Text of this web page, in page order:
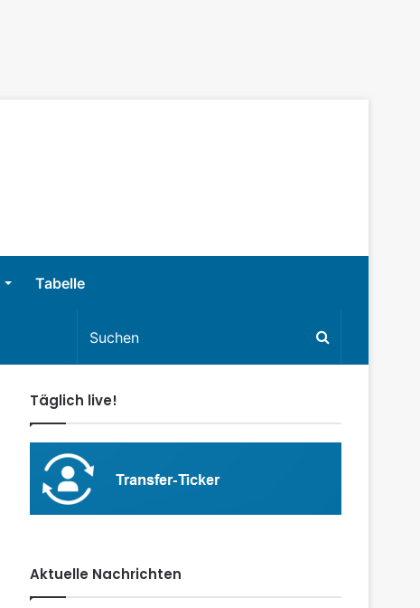
Tabelle
Täglich live!
Aktuelle Nachrichten